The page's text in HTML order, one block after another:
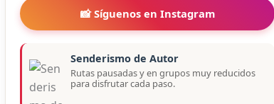
📸 Síguenos en Instagram
Senderismo de Autor
Rutas pausadas y en grupos muy reducidos
para disfrutar cada paso.